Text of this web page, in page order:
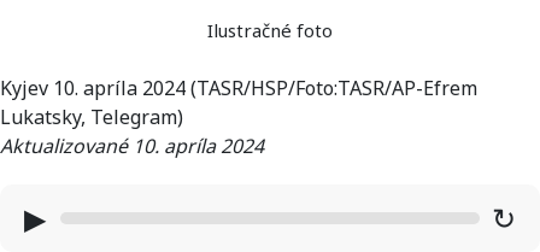
Ilustračné foto
Kyjev 10. apríla 2024 (TASR/HSP/Foto:TASR/AP-Efrem
Lukatsky, Telegram)
Aktualizované 10. apríla 2024
▶ ↻